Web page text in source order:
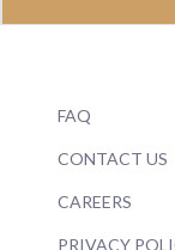
FAQ
CONTACT US
CAREERS
PRIVACY